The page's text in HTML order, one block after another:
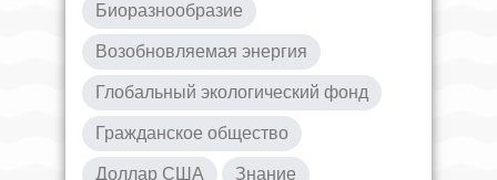
Биоразнообразие
Возобновляемая энергия
Глобальный экологический фонд
Гражданское общество
Доллар США Знание